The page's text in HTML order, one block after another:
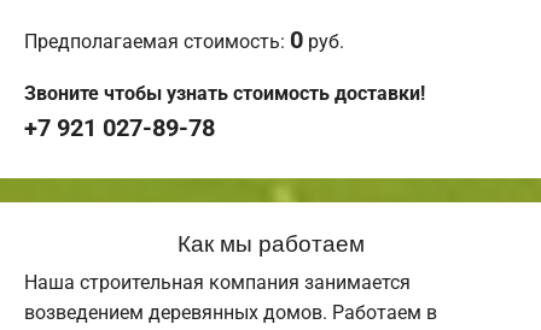
Предполагаемая стоимость: 0 руб.
Звоните чтобы узнать стоимость доставки!
+7 921 027-89-78
Как мы работаем
Наша строительная компания занимается
возведением деревянных домов. Работаем в